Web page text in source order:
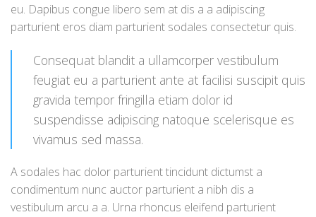
eu. Dapibus congue libero sem at dis a a adipiscing
parturient eros diam parturient sodales consectetur quis.
Consequat blandit a ullamcorper vestibulum
feugiat eu a parturient ante at facilisi suscipit quis
gravida tempor fringilla etiam dolor id
suspendisse adipiscing natoque scelerisque es
vivamus sed massa.
A sodales hac dolor parturient tincidunt dictumst a
condimentum nunc auctor parturient a nibh dis a
vestibulum arcu a a. Urna rhoncus eleifend parturient